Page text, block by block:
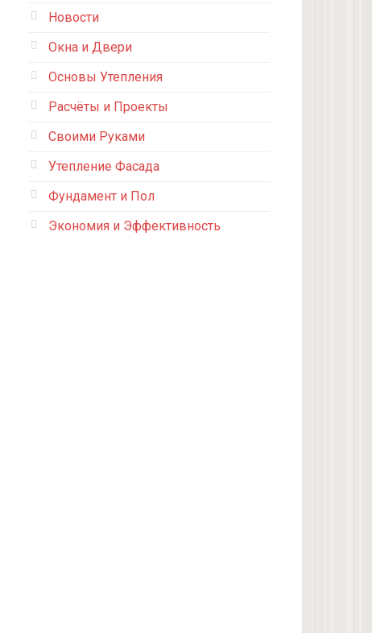
Новости
Окна и Двери
Основы Утепления
Расчёты и Проекты
Своими Руками
Утепление Фасада
Фундамент и Пол
Экономия и Эффективность